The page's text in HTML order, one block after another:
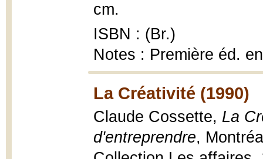
cm.
ISBN : (Br.)
Notes : Première éd.
La Créativité (1990)
Claude Cossette, La
d'entreprendre,